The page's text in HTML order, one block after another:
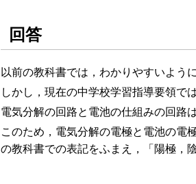
回答
以前の教科書では，わかりやすいよう
しかし，現在の中学校学習指導要領で
電気分解の回路と電池の仕組みの回路
このため，電気分解の電極と電池の電
の教科書での表記をふまえ，「陽極，